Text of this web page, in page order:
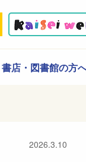
書店・図書館の方
2026.3.10